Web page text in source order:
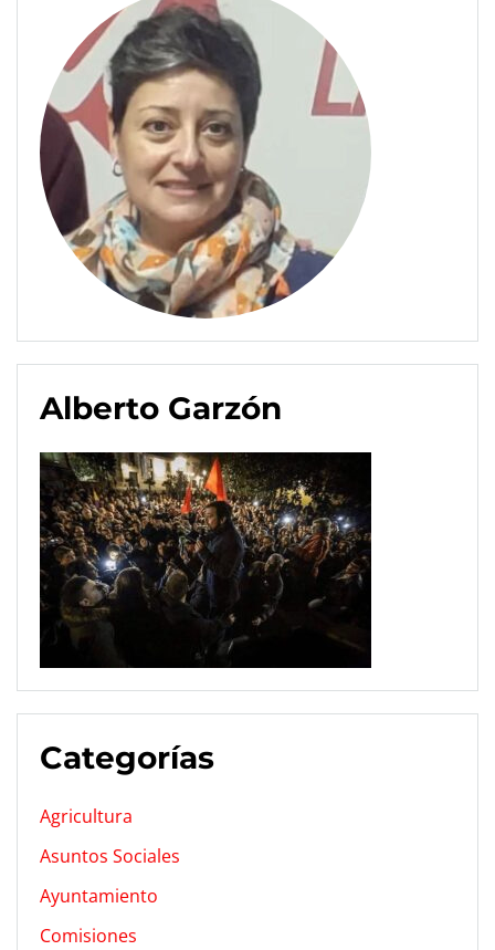
Alberto Garzón
Categorías
Agricultura
Asuntos Sociales
Ayuntamiento
Comisiones